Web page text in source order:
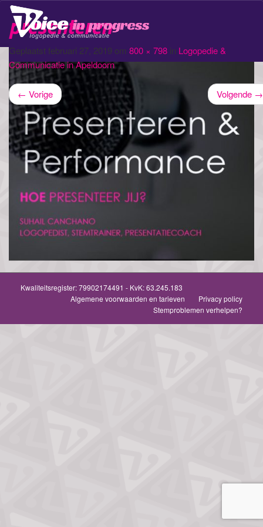
presenteren
Geplaatstfebruari 27, 2019 om 800 × 798 in Logopedie &
Communicatie in Apeldoorn
← Vorige Volgende →
Kwaliteitsregister:79902174491 - KvK: 63.245.183
Algemene voorwaarden en tarieven
Privacy policy
Stemproblemen verhelpen?